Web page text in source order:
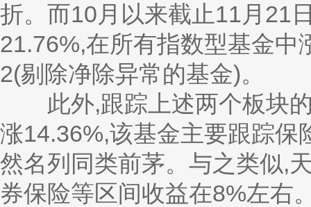
折。而10月以来截止11月21
21.76%,在所有指数型基金
2(剔除净除异常的基金)。
此外,跟踪上述两个板块的
涨14.36%,该基金主要跟踪保
然名列同类前茅。与之类似,
券保险等区间收益在8%左右